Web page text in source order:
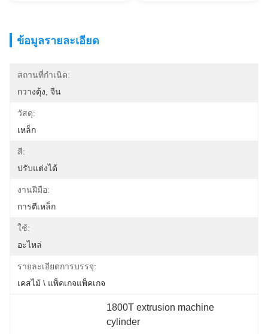
ข้อมูลรายละเอียด
สถานที่กำเนิด:
กวางตุ้ง, จีน
วัสดุ:
เหล็ก
สี:
ปรับแต่งได้
งานฝีมือ:
การตีเหล็ก
ใช้:
อะไหล่
รายละเอียดการบรรจุ:
เคสไม้ \ แพ็คเกจแพ็คเกจ
1800T extrusion machine
cylinder